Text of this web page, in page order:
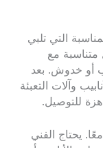
التي تلبي
متناسبة مع
أو خدوش. بعد
وآلات التعبئة
للتوصيل.
يحتاج الفني